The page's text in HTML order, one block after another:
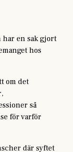
har en sak gjort
hos
om det
så
för varför
där syftet